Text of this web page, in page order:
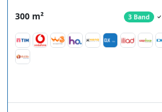
300 m² 3 Band